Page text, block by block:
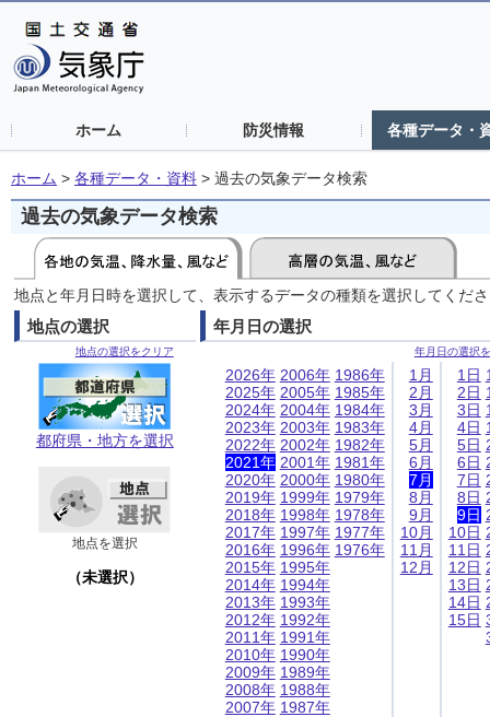
ホーム 防災情報 各種データ・
ホーム > 各種データ・資料 > 過去の気象データ検索
過去の気象データ検索
地点と年月日時を選択して、表示するデータの種類を選択してくだ
地点の選択
地点の選択をクリア
都府県・地方を選択
地点を選択
（未選択）
年月日の選択
年月日の選択
2026年
2025年
2024年
2023年
2022年
2021年
2020年
2019年
2018年
2017年
2016年
2015年
2014年
2013年
2012年
2011年
2010年
2009年
2008年
2007年
2006年
2005年
2004年
2003年
2002年
2001年
2000年
1999年
1998年
1997年
1996年
1995年
1994年
1993年
1992年
1991年
1990年
1989年
1988年
1987年
1986年
1985年
1984年
1983年
1982年
1981年
1980年
1979年
1978年
1977年
1976年
1月
2月
3月
4月
5月
6月
7月
8月
9月
10月
11月
12月
1日
2日
3日
4日
5日
6日
7日
8日
9日
10日
11日
12日
13日
14日
15日